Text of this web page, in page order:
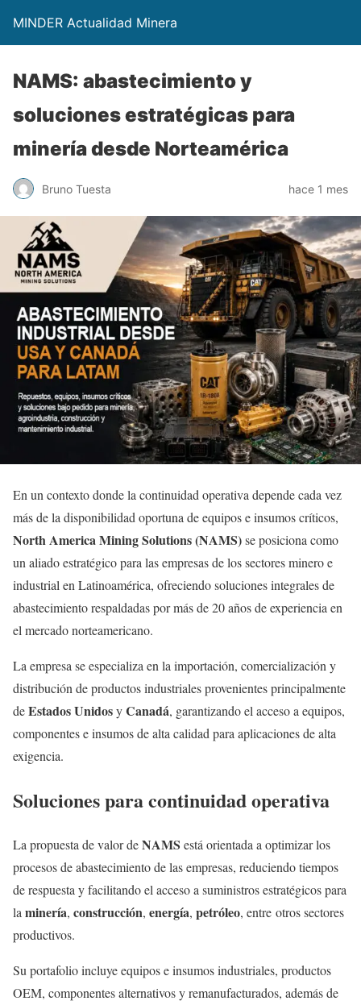
MINDER Actualidad Minera
NAMS: abastecimiento y
soluciones estratégicas para
minería desde Norteamérica
Bruno Tuesta hace 1 mes
En un contexto donde la continuidad operativa depende cada vez
más de la disponibilidad oportuna de equipos e insumos críticos,
North America Mining Solutions (NAMS)se posiciona como
un aliado estratégico para las empresas de los sectores minero e
industrial en Latinoamérica, ofreciendo soluciones integrales de
abastecimiento respaldadas por más de 20 años de experiencia en
el mercado norteamericano.
La empresa se especializa en la importación, comercialización y
distribución de productos industriales provenientes principalmente
deEstados UnidosyCanadá, garantizando el acceso a equipos,
componentes e insumos de alta calidad para aplicaciones de alta
exigencia.
Soluciones para continuidad operativa
La propuesta de valor deNAMS está orientada a optimizar los
procesos de abastecimiento de las empresas, reduciendo tiempos
de respuesta y facilitando el acceso a suministros estratégicos para
la minería, construcción, energía, petróleo, entre otros sectores
productivos.
Su portafolio incluye equipos e insumos industriales, productos
OEM, componentes alternativos y remanufacturados, además de